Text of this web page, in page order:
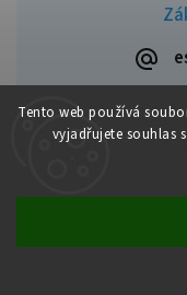
Tento web používá
vyjadřujete souhlas
Doprava zdarma od